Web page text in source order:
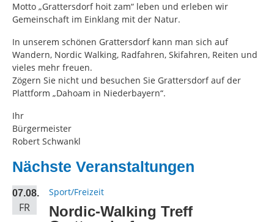
Motto „Grattersdorf hoit zam“ leben und erleben wir
Gemeinschaft im Einklang mit der Natur.
In unserem schönen Grattersdorf kann man sich auf
Wandern, Nordic Walking, Radfahren, Skifahren, Reiten und
vieles mehr freuen.
Zögern Sie nicht und besuchen Sie Grattersdorf auf der
Plattform „Dahoam in Niederbayern“.
Ihr
Bürgermeister
Robert Schwankl
Nächste Veranstaltungen
07.08.
FR
Sport/Freizeit
Nordic-Walking Treff